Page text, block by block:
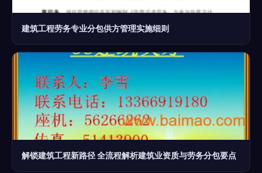
建筑工程劳务专业分包供方管理实施细则
解锁建筑工程新路径 全流程解析建筑业资质与劳务分包要点